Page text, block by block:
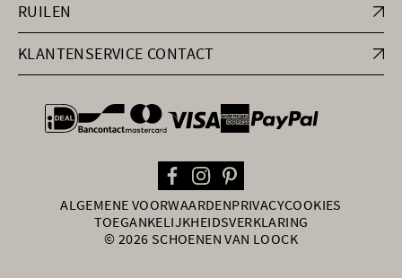
RUILEN
KLANTENSERVICE CONTACT
general.paymentOptions
ALGEMENE VOORWAARDENPRIVACYCOOKIES
TOEGANKELIJKHEIDSVERKLARING
© 2026 SCHOENEN VAN LOOCK